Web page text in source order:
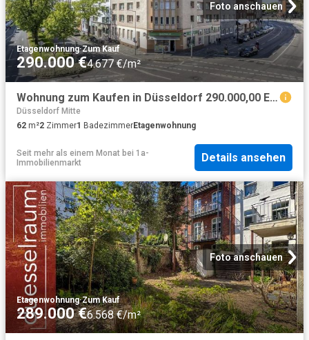
Foto anschauen
Etagenwohnung·Zum Kauf
290.000 €4.677 €/m²
Wohnung zum Kaufen in Düsseldorf 290.000,00 EUR 62 m²
Düsseldorf Mitte
62 m²2 Zimmer1 BadezimmerEtagenwohnung
Seit mehr als einem Monat bei 1a-
Immobilienmarkt
Details ansehen
Foto anschauen
Etagenwohnung·Zum Kauf
289.000 €6.568 €/m²